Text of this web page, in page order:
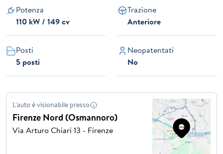
Potenza
110 kW / 149 cv
Trazione
Anteriore
Posti
5 posti
Neopatentati
No
L'auto è visionabile presso
Firenze Nord (Osmannoro)
Via Arturo Chiari 13 - Firenze